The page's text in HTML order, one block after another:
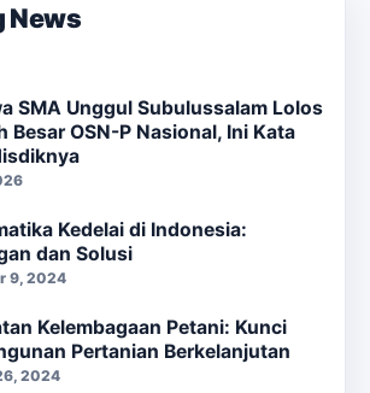
News
SMA Unggul Subulussalam Lolos
Besar OSN-P Nasional, Ini Kata
Kedelai di Indonesia:
dan Solusi
9, 2024
Kelembagaan Petani: Kunci
Pertanian Berkelanjutan
2024